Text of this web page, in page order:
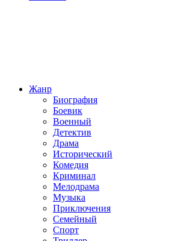
Жанр
Биография
Боевик
Военный
Детектив
Драма
Исторический
Комедия
Криминал
Мелодрама
Музыка
Приключения
Семейный
Спорт